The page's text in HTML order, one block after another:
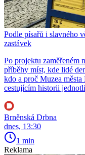
Podle písařů i slavného
zastávek
Po projektu zaměřeném
příběhy míst, kde lidé
kdo a proč Muzea
cestujícím historii
Brněnská Drbna
dnes, 13:30
1 min
Reklama